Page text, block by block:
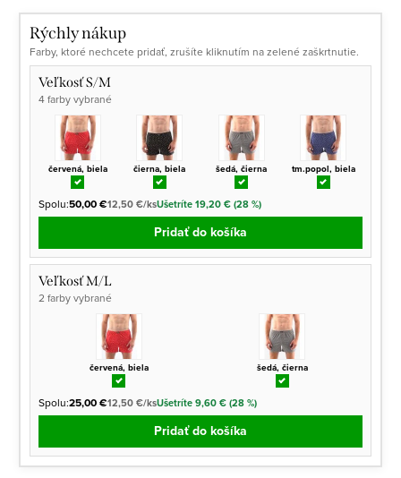
Rýchly nákup
Farby, ktoré nechcete pridať, zrušíte kliknutím na zelené zaškrtnutie.
Veľkosť S/M
4 farby vybrané
červená, biela čierna, biela šedá, čierna tm.popol, biela
Spolu:50,00 €12,50 €/ksUšetríte 19,20 € (28 %)
Pridať do košíka
Veľkosť M/L
2 farby vybrané
červená, biela šedá, čierna
Spolu:25,00 €12,50 €/ksUšetríte 9,60 € (28 %)
Pridať do košíka